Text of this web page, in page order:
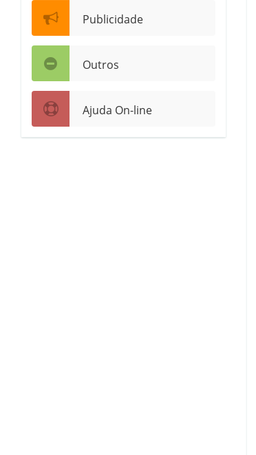
Publicidade
Outros
Ajuda On-line